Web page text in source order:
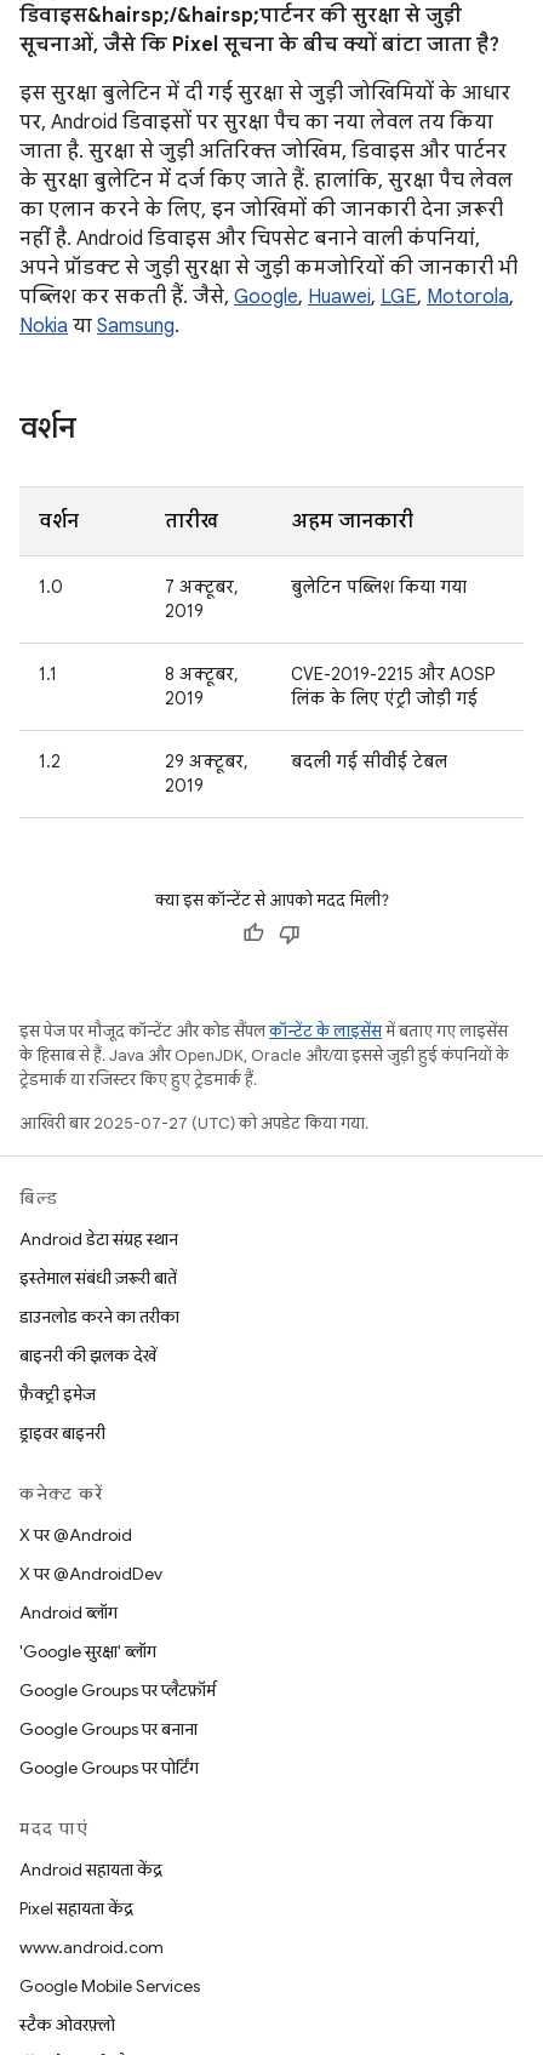
डिवाइस&hairsp;/&hairsp;पार्टनर की सुरक्षा से जुड़ी
सूचनाओं, जैसे कि Pixel सूचना के बीच क्यों बांटा जाता है?
इस सुरक्षा बुलेटिन में दी गई सुरक्षा से जुड़ी जोखिमियों के आधार
पर, Android डिवाइसों पर सुरक्षा पैच का नया लेवल तय किया
जाता है. सुरक्षा से जुड़ी अतिरिक्त जोखिम, डिवाइस और पार्टनर
के सुरक्षा बुलेटिन में दर्ज किए जाते हैं. हालांकि, सुरक्षा पैच लेवल
का एलान करने के लिए, इन जोखिमों की जानकारी देना ज़रूरी
नहीं है. Android डिवाइस और चिपसेट बनाने वाली कंपनियां,
अपने प्रॉडक्ट से जुड़ी सुरक्षा से जुड़ी कमजोरियों की जानकारी भी
पब्लिश कर सकती हैं. जैसे, Google, Huawei, LGE, Motorola,
Nokia या Samsung.
वर्शन
वर्शन तारीख अहम जानकारी
1.0
7 अक्टूबर,
2019
बुलेटिन पब्लिश किया गया
1.1
8 अक्टूबर,
2019
CVE-2019-2215 और AOSP
लिंक के लिए एंट्री जोड़ी गई
1.2
29 अक्टूबर,
2019
बदली गई सीवीई टेबल
क्या इस कॉन्टेंट से आपको मदद मिली?
इस पेज पर मौजूद कॉन्टेंट और कोड सैंपलकॉन्टेंट के लाइसेंसमें बताए गए लाइसेंस
के हिसाब से हैं. Java और OpenJDK, Oracle और/या इससे जुड़ी हुई कंपनियों के
ट्रेडमार्क या रजिस्टर किए हुए ट्रेडमार्क हैं.
आखिरी बार 2025-07-27 (UTC) को अपडेट किया गया.
बिल्ड
Android डेटा संग्रह स्थान
इस्तेमाल संबंधी ज़रूरी बातें
डाउनलोड करने का तरीका
बाइनरी की झलक देखें
फ़ैक्ट्री इमेज
ड्राइवर बाइनरी
कनेक्ट करें
X पर @Android
X पर @AndroidDev
Android ब्लॉग
'Google सुरक्षा' ब्लॉग
Google Groups पर प्लैटफ़ॉर्म
Google Groups पर बनाना
Google Groups पर पोर्टिंग
मदद पाएं
Android सहायता केंद्र
Pixel सहायता केंद्र
www.android.com
Google Mobile Services
स्टैक ओवरफ़्लो